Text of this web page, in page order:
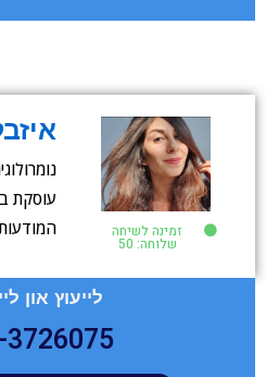
זמינה לשיחה
שלוחה: 50
עוסקת
לייעוץ און